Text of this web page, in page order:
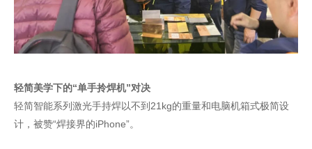
轻简美学下的“单手拎焊机”对决
轻简智能系列激光手持焊以不到21kg的重量和电脑机箱式极简设
计，被赞“焊接界的iPhone”。